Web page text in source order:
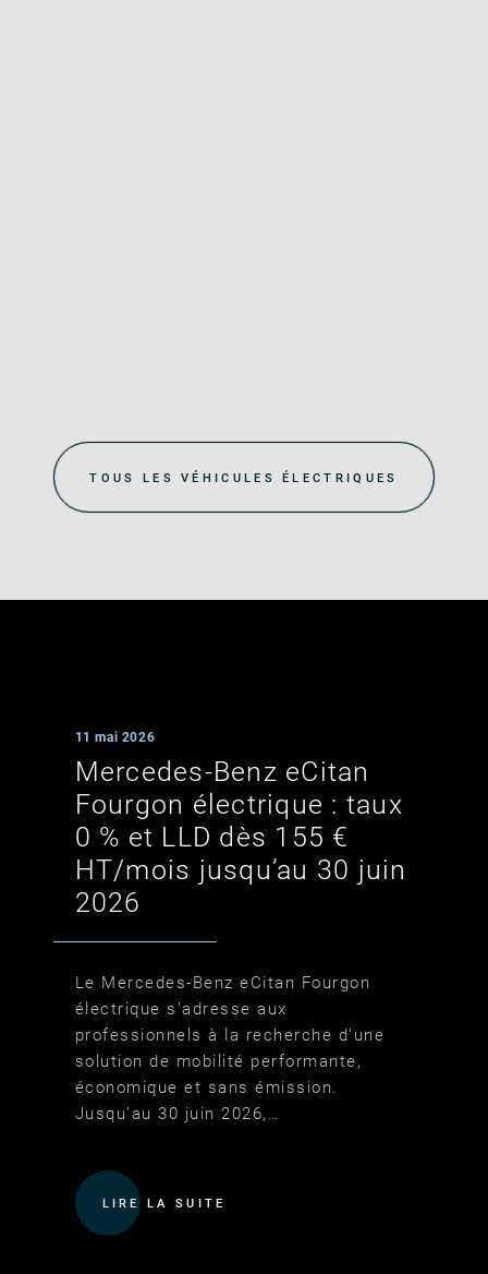
TOUS LES VÉHICULES ÉLECTRIQUES
11 mai 2026
Mercedes‑Benz eCitan
Fourgon électrique : taux
0 % et LLD dès 155 €
HT/mois jusqu’au 30 juin
2026
Le Mercedes‑Benz eCitan Fourgon
électrique s’adresse aux
professionnels à la recherche d’une
solution de mobilité performante,
économique et sans émission.
Jusqu’au 30 juin 2026,…
LIRE LA SUITE